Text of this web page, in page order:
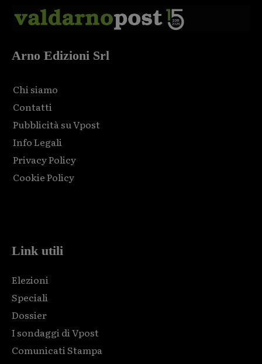
Arno Edizioni Srl
Chi siamo
Contatti
Pubblicità su Vpost
Info Legali
Privacy Policy
Cookie Policy
Link utili
Elezioni
Speciali
Dossier
I sondaggi di Vpost
Comunicati Stampa